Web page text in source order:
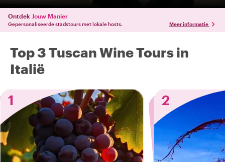
Ontdek Jouw Manier
Gepersonaliseerde stadstours met lokale hosts. Meer informatie
Top 3 Tuscan Wine Tours in
Italië
1
2